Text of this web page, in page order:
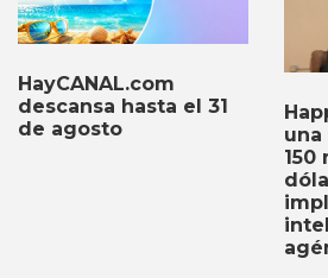
HayCANAL.com
descansa hasta el 31
de agosto
150